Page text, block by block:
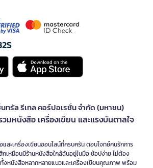
นทรัล รีเทล คอร์ปอเรชั่น จำกัด (มหาชน)
มหนังสือ เครื่องเขียน และแรงบันดาลใจ
ละเครื่องเขียนออนไลน์ที่ครบครัน ตอบโจทย์คนรักการ
เหมือนมีร้านหนังสือใกล้ฉันอยู่ในมือ ช้อปง่าย ไม่ต้อง
ทั้งหนังสือหลากหลายแนวและเครื่องเขียนคุณภาพ พร้อม